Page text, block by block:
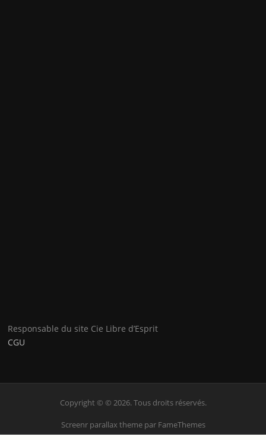
Responsable du site Cie Libre d’Esprit
CGU
Copyright © © 2026. Tous droits réservés.
Screenr parallax themepar FameThemes